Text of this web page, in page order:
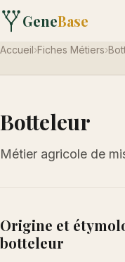
GeneBase
Accueil›Fiches Métiers›
Botteleur
Métier agricole de
Origine et
botteleur